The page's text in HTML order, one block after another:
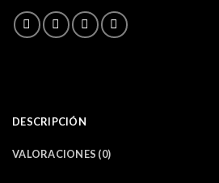
DESCRIPCIÓN
VALORACIONES (0)